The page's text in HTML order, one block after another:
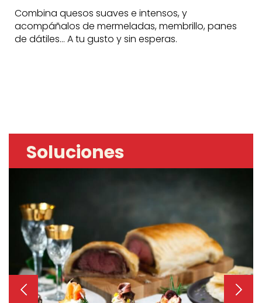
Combina quesos suaves e intensos, y
acompáñalos de mermeladas, membrillo, panes
de dátiles... A tu gusto y sin esperas.
Soluciones